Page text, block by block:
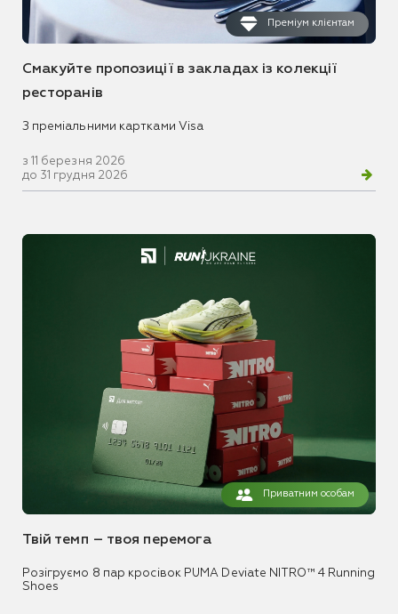
Преміум клієнтам
Смакуйте пропозиції в закладах із колекції
ресторанів
З преміальними картками Visa
з 11 березня 2026
до 31 грудня 2026
Приватним особам
Твій темп – твоя перемога
Розігруємо 8 пар кросівок PUMA Deviate NITRO™ 4 Running
Shoes